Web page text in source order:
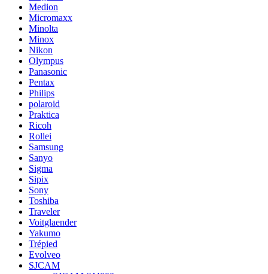
Medion
Micromaxx
Minolta
Minox
Nikon
Olympus
Panasonic
Pentax
Philips
polaroid
Praktica
Ricoh
Rollei
Samsung
Sanyo
Sigma
Sipix
Sony
Toshiba
Traveler
Voitglaender
Yakumo
Trépied
Evolveo
SJCAM